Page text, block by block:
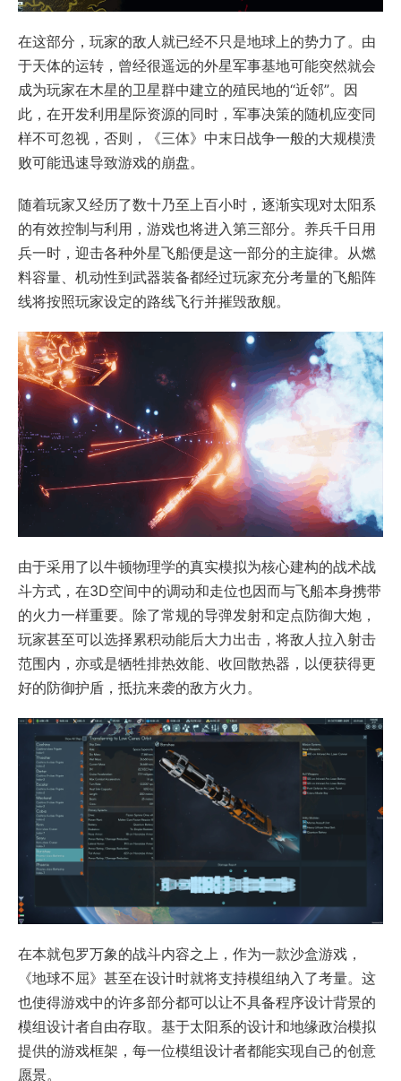
在这部分，玩家的敌人就已经不只是地球上的势力了。由
于天体的运转，曾经很遥远的外星军事基地可能突然就会
成为玩家在木星的卫星群中建立的殖民地的“近邻”。因
此，在开发利用星际资源的同时，军事决策的随机应变同
样不可忽视，否则，《三体》中末日战争一般的大规模溃
败可能迅速导致游戏的崩盘。
随着玩家又经历了数十乃至上百小时，逐渐实现对太阳系
的有效控制与利用，游戏也将进入第三部分。养兵千日用
兵一时，迎击各种外星飞船便是这一部分的主旋律。从燃
料容量、机动性到武器装备都经过玩家充分考量的飞船阵
线将按照玩家设定的路线飞行并摧毁敌舰。
由于采用了以牛顿物理学的真实模拟为核心建构的战术战
斗方式，在3D空间中的调动和走位也因而与飞船本身携带
的火力一样重要。除了常规的导弹发射和定点防御大炮，
玩家甚至可以选择累积动能后大力出击，将敌人拉入射击
范围内，亦或是牺牲排热效能、收回散热器，以便获得更
好的防御护盾，抵抗来袭的敌方火力。
在本就包罗万象的战斗内容之上，作为一款沙盒游戏，
《地球不屈》甚至在设计时就将支持模组纳入了考量。这
也使得游戏中的许多部分都可以让不具备程序设计背景的
模组设计者自由存取。基于太阳系的设计和地缘政治模拟
提供的游戏框架，每一位模组设计者都能实现自己的创意
愿景。